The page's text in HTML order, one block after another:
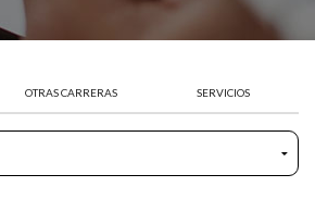
OTRAS CARRERAS SERVICIOS